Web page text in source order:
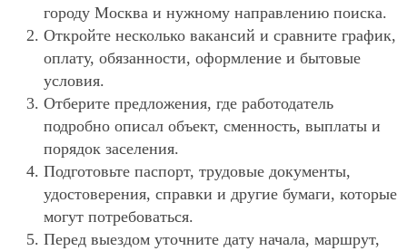
городу Москва и нужному направлению поиска.
Откройте несколько вакансий и сравните график,
оплату, обязанности, оформление и бытовые
условия.
Отберите предложения, где работодатель
подробно описал объект, сменность, выплаты и
порядок заселения.
Подготовьте паспорт, трудовые документы,
удостоверения, справки и другие бумаги, которые
могут потребоваться.
Перед выездом уточните дату начала, маршрут,